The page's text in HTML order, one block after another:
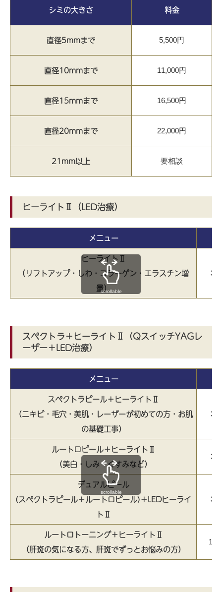
シミの大きさ 料金
直径5mmまで 5,500円
直径10mmまで 11,000円
直径15mmまで 16,500円
直径20mmまで 22,000円
21mm以上 要相談
ヒーライトⅡ（LED治療）
メニュー
ヒーライトⅡ
（リフトアップ・しわ・コラーゲン・エラスチン増
量）
3
scrollable
スペクトラ＋ヒーライトⅡ（QスイッチYAGレ
ーザー＋LED治療）
メニュー
スペクトラピール＋ヒーライトⅡ
（ニキビ・毛穴・美肌・レーザーが初めての方・お肌
の基礎工事）
3
ルートロピール＋ヒーライトⅡ
（美白・しみ・くすみなど）
3
デュアルピール
(スペクトラピール＋ルートロピール)＋LEDヒーライ
トⅡ
3
ルートロトーニング＋ヒーライトⅡ
（肝斑の気になる方、肝斑でずっとお悩みの方）
10
scrollable